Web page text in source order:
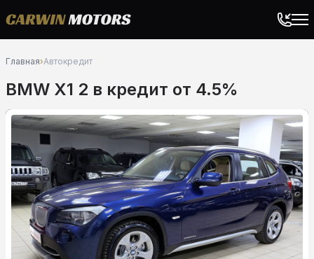
Главная›Автокредит
BMW X1 2 в кредит от 4.5%